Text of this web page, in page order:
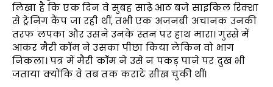
लिखा है कि एक दिन वे सुबह साढ़े आठ बजे साइकिल रिक्शा
से ट्रेनिंग कैंप जा रही थीं, तभी एक अजनबी अचानक उनकी
तरफ लपका और उसने उनके स्तन पर हाथ मारा। गुस्से में
आकर मैरी कॉम ने उसका पीछा किया लेकिन वो भाग
निकला। पत्र में मैरी कॉम ने उसे न पकड़ पाने पर दुख भी
जताया क्योंकि वे तब तक कराटे सीख चुकी थीं।